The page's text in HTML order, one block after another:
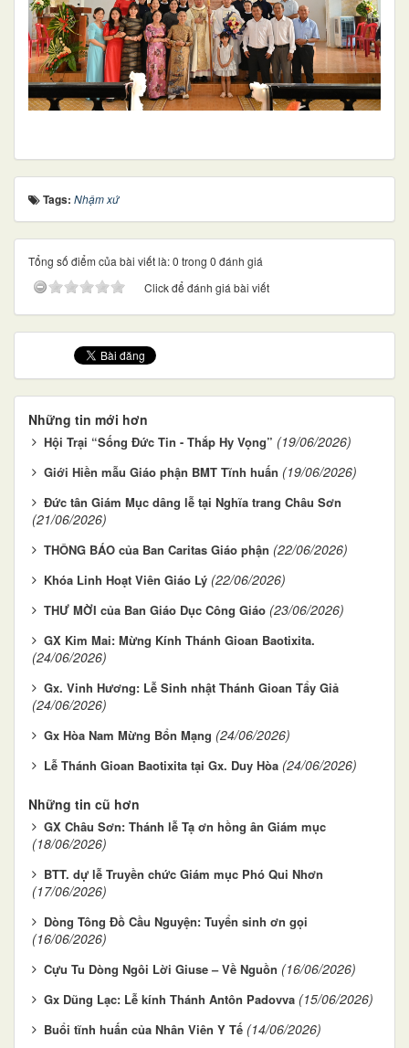
Tags: Nhậm xứ
Tổng số điểm của bài viết là: 0 trong 0 đánh giá
Click để đánh giá bài viết
Những tin mới hơn
Hội Trại “Sống Đức Tin - Thắp Hy Vọng” (19/06/2026)
Giới Hiền mẫu Giáo phận BMT Tĩnh huấn (19/06/2026)
Đức tân Giám Mục dâng lễ tại Nghĩa trang Châu Sơn
(21/06/2026)
THÔNG BÁO của Ban Caritas Giáo phận (22/06/2026)
Khóa Linh Hoạt Viên Giáo Lý (22/06/2026)
THƯ MỜI của Ban Giáo Dục Công Giáo (23/06/2026)
GX Kim Mai: Mừng Kính Thánh Gioan Baotixita.
(24/06/2026)
Gx. Vinh Hương: Lễ Sinh nhật Thánh Gioan Tẩy Giả
(24/06/2026)
Gx Hòa Nam Mừng Bổn Mạng (24/06/2026)
Lễ Thánh Gioan Baotixita tại Gx. Duy Hòa (24/06/2026)
Những tin cũ hơn
GX Châu Sơn: Thánh lễ Tạ ơn hồng ân Giám mục
(18/06/2026)
BTT. dự lễ Truyền chức Giám mục Phó Qui Nhơn
(17/06/2026)
Dòng Tông Đồ Cầu Nguyện: Tuyển sinh ơn gọi
(16/06/2026)
Cựu Tu Dòng Ngôi Lời Giuse – Về Nguồn (16/06/2026)
Gx Dũng Lạc: Lễ kính Thánh Antôn Padovva (15/06/2026)
Buổi tĩnh huấn của Nhân Viên Y Tế (14/06/2026)